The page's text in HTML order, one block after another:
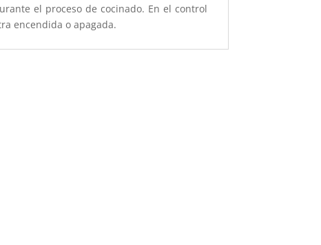
el proceso de cocinado. En el control
encendida o apagada.